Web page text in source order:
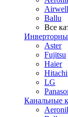
Airwell
Ballu
Все
Aster
Fujitsu
Haier
Hitachi
LG
Канальные